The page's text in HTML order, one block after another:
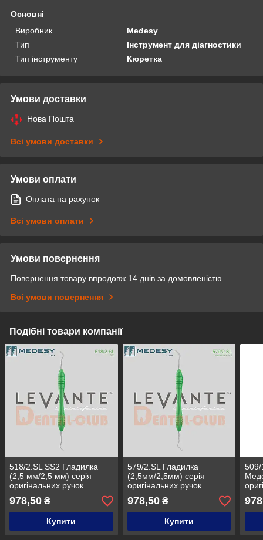
Основні
Виробник
Medesy
Тип
Інструмент для діагностики
Тип інструменту
Кюретка
Умови доставки
Нова Пошта
Всі умови доставки
Умови оплати
Оплата на рахунок
Всі умови оплати
Умови повернення
Повернення товару впродовж 14 днів за домовленістю
Всі умови повернення
Подібні товари компанії
518/2.SL SS2 Гладилка
(2,5 мм/2,5 мм) серія
оригінальних ручок
Леванте Пініфаріна
MEDESY LEVANTE by
978,50 ₴
Купити
579/2.SL Гладилка
(2,5мм/2,5мм) серія
оригінальних ручок
Леванте Пініфаріна
MEDESY LEVANTE by
PININFARINA
978,50₴
Купити
509/